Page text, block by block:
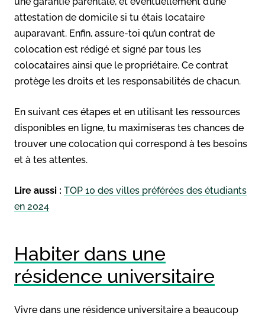
attestation de domicile si tu étais locataire
auparavant. Enfin, assure-toi qu’un contrat de
colocation est rédigé et signé par tous les
colocataires ainsi que le propriétaire. Ce contrat
protège les droits et les responsabilités de chacun.
En suivant ces étapes et en utilisant les ressources
disponibles en ligne, tu maximiseras tes chances de
trouver une colocation qui correspond à tes besoins
et à tes attentes.
Lire aussi : TOP 10 des villes préférées des étudiants
en 2024
Habiter dans une
résidence universitaire
Vivre dans une résidence universitaire a beaucoup